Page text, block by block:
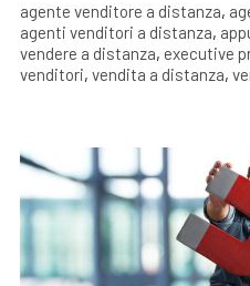
agente venditore a distanza,
agenti venditori a distanza,
vendere a distanza, executive
venditori, vendita a distanza,